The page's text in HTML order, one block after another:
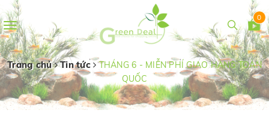
Toggle
navigation
0
Trang chủ Tin tức
THÁNG 6 - MIỄN PHÍ GIAO HÀNG TOÀN
QUỐC